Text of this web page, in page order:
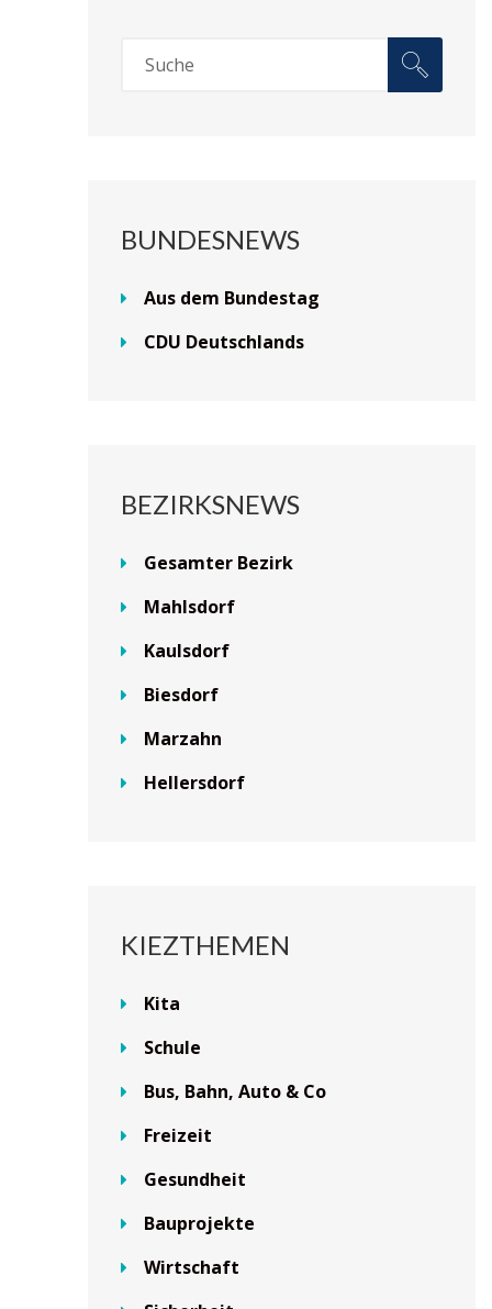
BUNDESNEWS
Aus dem Bundestag
CDU Deutschlands
BEZIRKSNEWS
Gesamter Bezirk
Mahlsdorf
Kaulsdorf
Biesdorf
Marzahn
Hellersdorf
KIEZTHEMEN
Kita
Schule
Bus, Bahn, Auto & Co
Freizeit
Gesundheit
Bauprojekte
Wirtschaft